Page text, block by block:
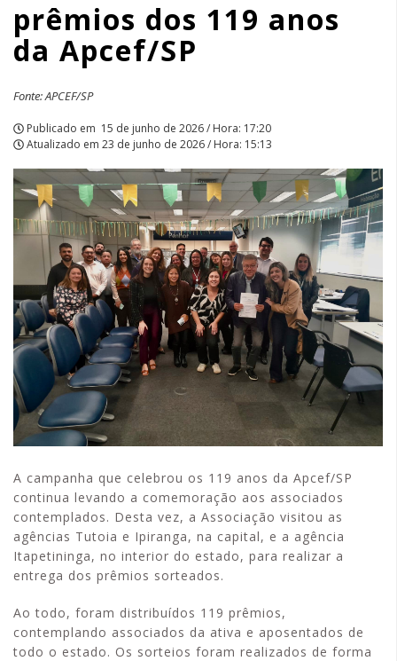
da
Apcef/SP
|
APCEF/SP
prêmios dos 119 anos
da Apcef/SP
Fonte: APCEF/SP
Publicado em 15 de junho de 2026 / Hora: 17:20
Atualizado em 23 de junho de 2026 / Hora: 15:13
A campanha que celebrou os 119 anos da Apcef/SP
continua levando a comemoração aos associados
contemplados. Desta vez, a Associação visitou as
agências Tutoia e Ipiranga, na capital, e a agência
Itapetininga, no interior do estado, para realizar a
entrega dos prêmios sorteados.
Ao todo, foram distribuídos 119 prêmios,
contemplando associados da ativa e aposentados de
todo o estado. Os sorteios foram realizados de forma